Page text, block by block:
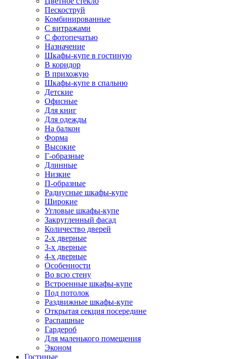
Пескоструй
Комбинированные
С витражами
С фотопечатью
Назначение
Шкафы-купе в гостиную
В коридор
В прихожую
Шкафы-купе в спальню
Детские
Офисные
Для книг
Для одежды
На балкон
Форма
Высокие
Г-образные
Длинные
Низкие
П-образные
Радиусные шкафы-купе
Широкие
Угловые шкафы-купе
Закругленный фасад
Количество дверей
2-х дверные
3-х дверные
4-х дверные
Особенности
Во всю стену
Встроенные шкафы-купе
Под потолок
Раздвижные шкафы-купе
Открытая секция посередине
Распашные
Гардероб
Для маленького помещения
Эконом
Гостиные